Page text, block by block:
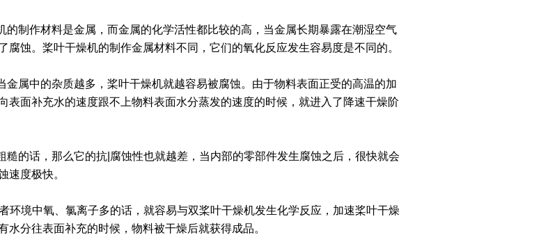
制作材料是金属，而金属的化学活性都比较的高，当金属长期暴露在潮湿空气
蚀。桨叶干燥机的制作金属材料不同，它们的氧化反应发生容易度是不同的。
属中的杂质越多，桨叶干燥机就越容易被腐蚀。由于物料表面正受的高温的加
表面补充水的速度跟不上物料表面水分蒸发的速度的时候，就进入了降速干燥阶
的话，那么它的抗|腐蚀性也就越差，当内部的零部件发生腐蚀之后，很快就会
速度极快。
环境中氧、氯离子多的话，就容易与双桨叶干燥机发生化学反应，加速桨叶干燥
分往表面补充的时候，物料被干燥后就获得成品。